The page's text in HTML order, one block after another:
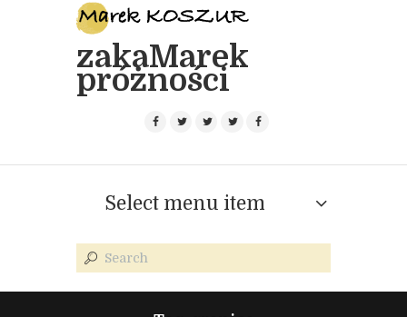
zakaMarek
próżności
Select menu item